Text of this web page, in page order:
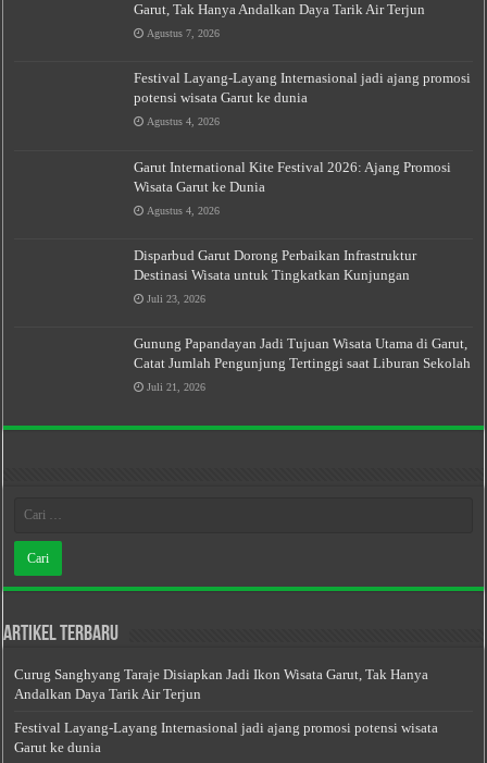
Garut, Tak Hanya Andalkan Daya Tarik Air Terjun
Agustus 7, 2026
Festival Layang-Layang Internasional jadi ajang promosi
potensi wisata Garut ke dunia
Agustus 4, 2026
Garut International Kite Festival 2026: Ajang Promosi
Wisata Garut ke Dunia
Agustus 4, 2026
Disparbud Garut Dorong Perbaikan Infrastruktur
Destinasi Wisata untuk Tingkatkan Kunjungan
Juli 23, 2026
Gunung Papandayan Jadi Tujuan Wisata Utama di Garut,
Catat Jumlah Pengunjung Tertinggi saat Liburan Sekolah
Juli 21, 2026
Artikel Terbaru
Curug Sanghyang Taraje Disiapkan Jadi Ikon Wisata Garut, Tak Hanya
Andalkan Daya Tarik Air Terjun
Festival Layang-Layang Internasional jadi ajang promosi potensi wisata
Garut ke dunia